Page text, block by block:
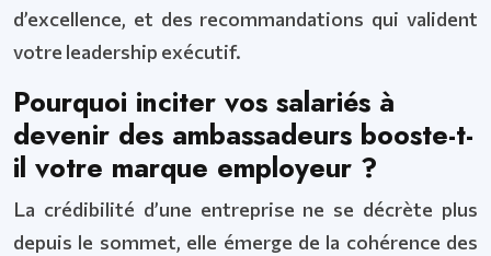
d’excellence, et des recommandations qui valident
votre leadership exécutif.
Pourquoi inciter vos salariés à
devenir des ambassadeurs booste-t-
il votre marque employeur ?
La crédibilité d’une entreprise ne se décrète plus
depuis le sommet, elle émerge de la cohérence des